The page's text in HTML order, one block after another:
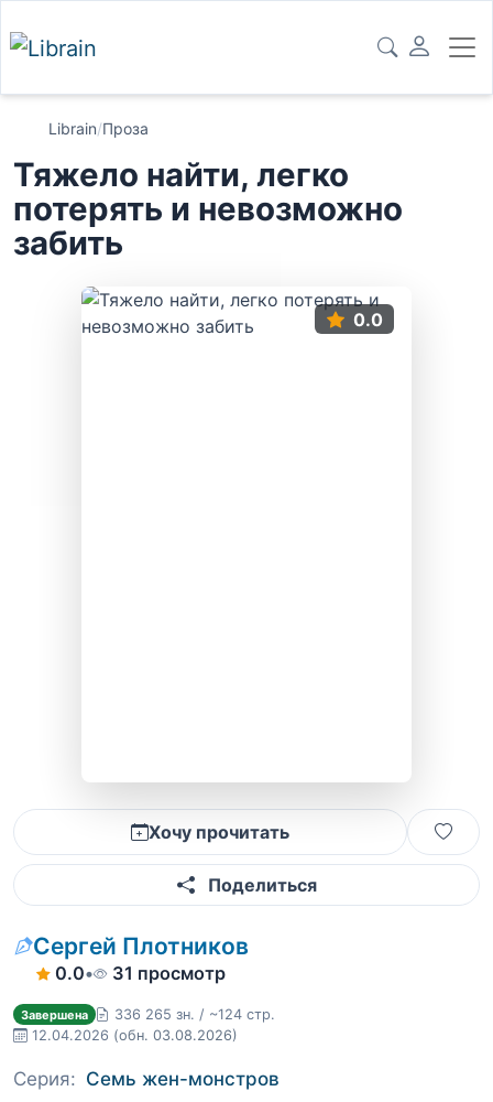
Librain/Проза
Тяжело найти, легко
потерять и невозможно
забить
0.0
Хочу прочитать
Поделиться
Сергей Плотников
0.0• 31 просмотр
Завершена
336 265 зн. / ~124 стр.
12.04.2026 (обн. 03.08.2026)
Серия: Семь жен-монстров